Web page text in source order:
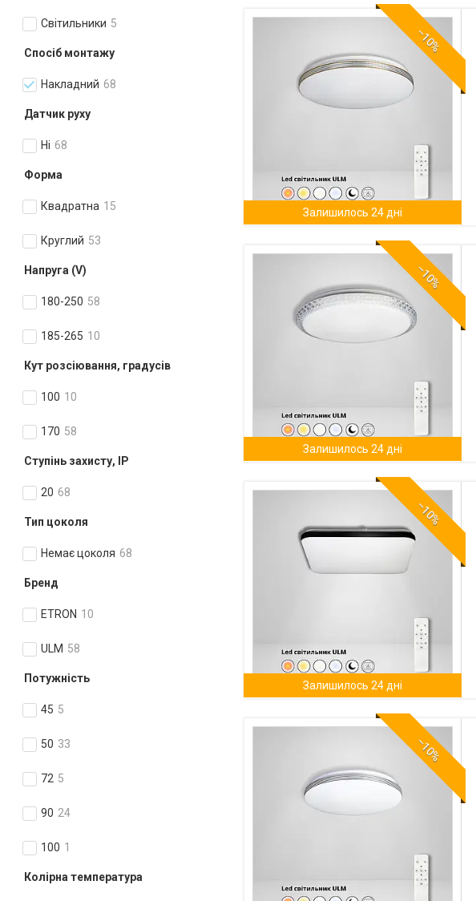
Світильники 5
Спосіб монтажу
Накладний 68
Датчик руху
Ні 68
Форма
Квадратна 15
Круглий 53
Напруга (V)
180-250 58
185-265 10
Кут розсіювання, градусів
100 10
170 58
Ступінь захисту, IP
20 68
Тип цоколя
Немає цоколя 68
Бренд
ETRON 10
ULM 58
Потужність
45 5
50 33
72 5
90 24
100 1
Колірна температура
–10%
Залишилось 24 дні
–10%
Залишилось 24 дні
–10%
Залишилось 24 дні
–10%